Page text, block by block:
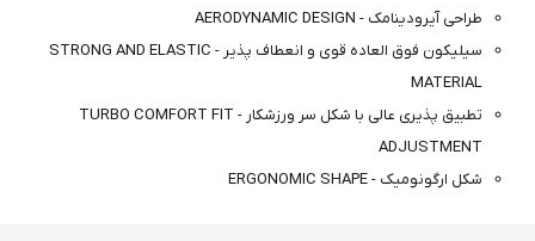
طراحی آیرودینامک - AERODYNAMIC DESIGN
سیلیکون فوق العاده قوی و انعطاف پذیر - STRONG AND ELASTIC
MATERIAL
تطبیق پذیری عالی با شکل سر ورزشکار - TURBO COMFORT FIT
ADJUSTMENT
شکل ارگونومیک - ERGONOMIC SHAPE